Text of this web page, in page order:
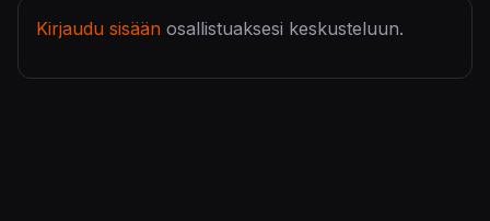
Kirjaudu sisään osallistuaksesi keskusteluun.